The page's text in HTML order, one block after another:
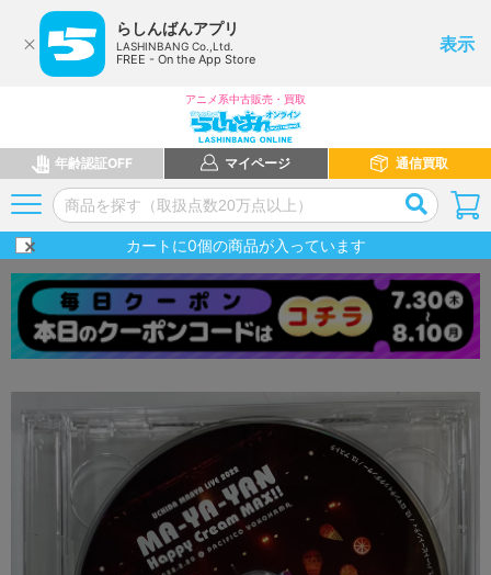
らしんばんアプリ
LASHINBANG Co.,Ltd.
FREE - On the App Store
表示
アニメ系中古販売・買取
年齢認証OFF マイページ 通信買取
カートに0個の商品が入っています